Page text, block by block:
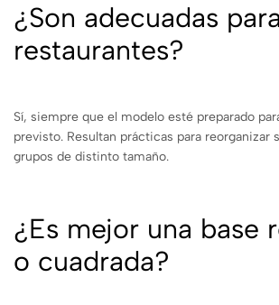
¿Son adecuadas para
restaurantes?
Sí, siempre que el modelo esté preparado
previsto. Resultan prácticas para reorganizar
grupos de distinto tamaño.
¿Es mejor una base
o cuadrada?